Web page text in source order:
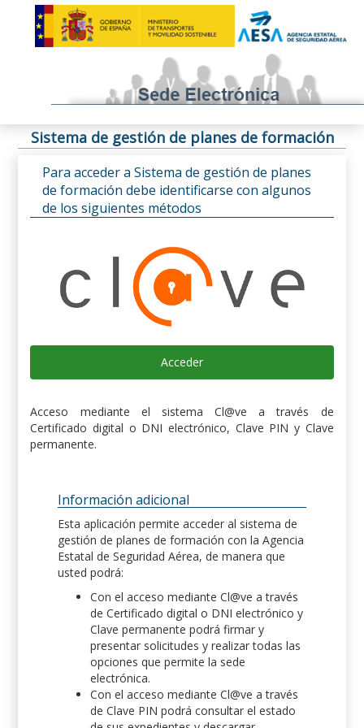
Sistema de gestión de planes de formación
Para acceder a Sistema de gestión de planes
de formación debe identificarse con algunos
de los siguientes métodos
Acceder
Acceso mediante el sistema Cl@ve a través de
Certificado digital o DNI electrónico, Clave PIN y Clave
permanente.
Información adicional
Esta aplicación permite acceder al sistema de
gestión de planes de formación con la Agencia
Estatal de Seguridad Aérea, de manera que
usted podrá:
Con el acceso mediante Cl@ve a través
de Certificado digital o DNI electrónico y
Clave permanente podrá firmar y
presentar solicitudes y realizar todas las
opciones que permite la sede
electrónica.
Con el acceso mediante Cl@ve a través
de Clave PIN podrá consultar el estado